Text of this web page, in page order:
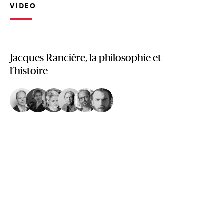
VIDEO
Jacques Rancière, la philosophie et
l’histoire